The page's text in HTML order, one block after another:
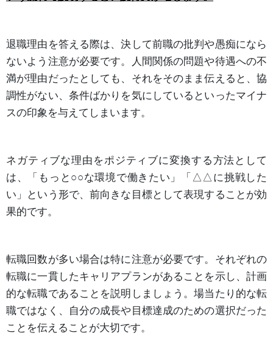
退職理由を答える際は、決して前職の批判や愚痴になら
ないよう注意が必要です。人間関係の問題や待遇への不
満が理由だったとしても、それをそのまま伝えると、協
調性がない、条件ばかりを気にしているといったマイナ
スの印象を与えてしまいます。
ネガティブな理由をポジティブに変換する方法として
は、「もっと○○な環境で働きたい」「△△に挑戦した
い」という形で、前向きな目標として表現することが効
果的です。
転職回数が多い場合は特に注意が必要です。それぞれの
転職に一貫したキャリアプランがあることを示し、計画
的な転職であることを説明しましょう。場当たり的な転
職ではなく、自分の成長や目標達成のための選択だった
ことを伝えることが大切です。